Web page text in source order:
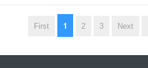
First 1 2 3 Next